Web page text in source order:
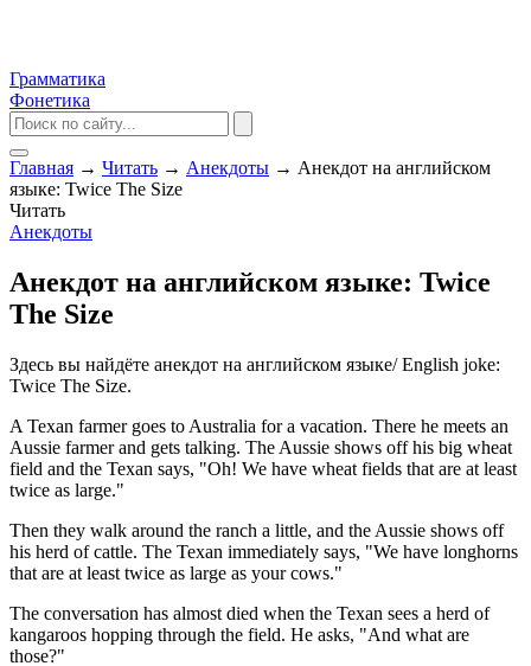
Грамматика
Фонетика
Главная → Читать → Анекдоты → Анекдот на английском
языке: Twice The Size
Читать
Анекдоты
Анекдот на английском языке: Twice
The Size
Здесь вы найдёте анекдот на английском языке/ English joke:
Twice The Size.
A Texan farmer goes to Australia for a vacation. There he meets an
Aussie farmer and gets talking. The Aussie shows off his big wheat
field and the Texan says, "Oh! We have wheat fields that are at least
twice as large."
Then they walk around the ranch a little, and the Aussie shows off
his herd of cattle. The Texan immediately says, "We have longhorns
that are at least twice as large as your cows."
The conversation has almost died when the Texan sees a herd of
kangaroos hopping through the field. He asks, "And what are
those?"